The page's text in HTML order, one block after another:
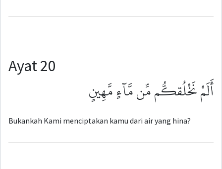
Ayat 20
أَلَمْ نَخْلُقكُّم مِّن مَّآءٍ مَّهِينٍ
Bukankah Kami menciptakan kamu dari air yang hina?